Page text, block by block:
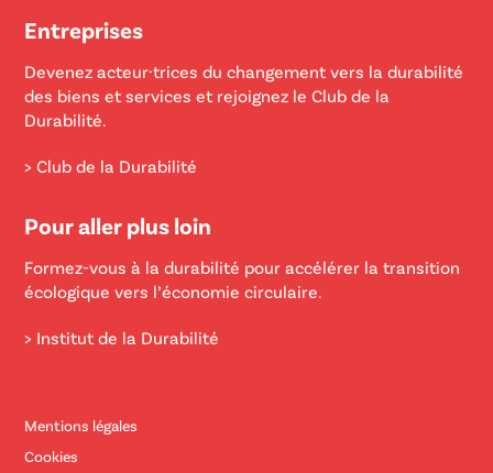
Entreprises
Devenez acteur·trices du changement vers la durabilité
des biens et services et rejoignez le Club de la
Durabilité.
> Club de la Durabilité
Pour aller plus loin
Formez-vous à la durabilité pour accélérer la transition
écologique vers l’économie circulaire.
> Institut de la Durabilité
Mentions légales
Cookies